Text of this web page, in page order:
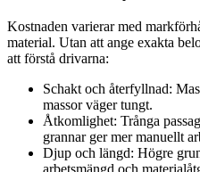
Kostnaden varierar med
material. Utan att ange exakta
att förstå drivarna:
Schakt och återfyllnad:
massor väger tungt.
Åtkomlighet: Trånga
grannar ger mer manuellt
Djup och längd: Högre
arbetsmängd och